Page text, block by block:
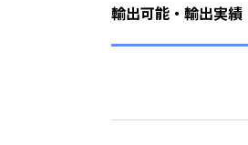
輸出可能・輸出実績